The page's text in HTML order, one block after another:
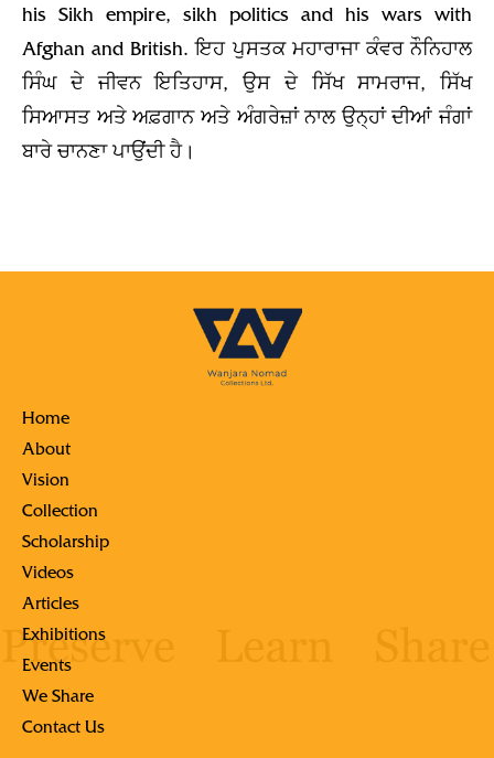
his Sikh empire, sikh politics and his wars with
Afghan and British. ਇਹ ਪੁਸਤਕ ਮਹਾਰਾਜਾ ਕੰਵਰ ਨੌਨਿਹਾਲ
ਸਿੰਘ ਦੇ ਜੀਵਨ ਇਤਿਹਾਸ, ਉਸ ਦੇ ਸਿੱਖ ਸਾਮਰਾਜ, ਸਿੱਖ
ਸਿਆਸਤ ਅਤੇ ਅਫ਼ਗਾਨ ਅਤੇ ਅੰਗਰੇਜ਼ਾਂ ਨਾਲ ਉਨ੍ਹਾਂ ਦੀਆਂ ਜੰਗਾਂ
ਬਾਰੇ ਚਾਨਣਾ ਪਾਉਂਦੀ ਹੈ।
Home
About
Vision
Collection
Scholarship
Videos
Articles
Exhibitions
Events
We Share
Contact Us